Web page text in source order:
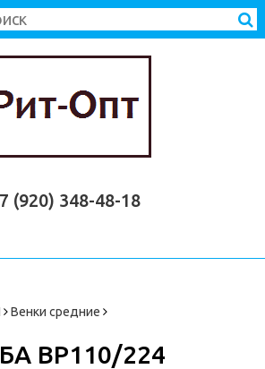
(920) 348-48-18
Венки средние
ВР110/224